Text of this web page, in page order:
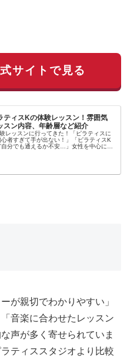
サイトで見る
ティスKの体験レッスン！雰囲気
スン内容、年齢層など紹介
レッスンに行ってきた！「ピラティスに
者すぎて手が出ない！」「ピラティスK
分でも通えるか不安…」女性を中心に大
が親切でわかりやすい」
音楽に合わせたレッスン
声が多く寄せられていま
ティススタジオより比較